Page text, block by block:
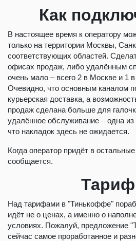
Как
В настоящее время к оператору
только на территории Москвы,
соответствующих областей.
офисах продаж, либо удалённым
очень мало – всего 2 в Москве и 1
Очевидно, что основным каналом
курьерская доставка, а
продаж сделана больше для
удалённое обслуживание – одна
что накладок здесь не ожидается.
Когда оператор придёт в
сообщается.
Над тарифами в "Тинькоффе"
идёт не о ценах, а именно о
условиях. Пожалуй, предложение
сейчас самое проработанное и